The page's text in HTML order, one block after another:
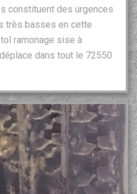
constituent des urgences
très basses en cette
ramonage sise à
dans tout le 72550